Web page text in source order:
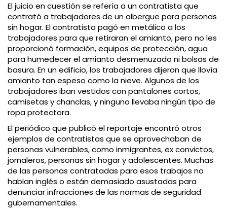
El juicio en cuestión se refería a un contratista que
contrató a trabajadores de un albergue para personas
sin hogar. El contratista pagó en metálico a los
trabajadores para que retiraran el amianto, pero no les
proporcionó formación, equipos de protección, agua
para humedecer el amianto desmenuzado ni bolsas de
basura. En un edificio, los trabajadores dijeron que llovía
amianto tan espeso como la nieve. Algunos de los
trabajadores iban vestidos con pantalones cortos,
camisetas y chanclas, y ninguno llevaba ningún tipo de
ropa protectora.
El periódico que publicó el reportaje encontró otros
ejemplos de contratistas que se aprovechaban de
personas vulnerables, como inmigrantes, ex convictos,
jornaleros, personas sin hogar y adolescentes. Muchas
de las personas contratadas para esos trabajos no
hablan inglés o están demasiado asustadas para
denunciar infracciones de las normas de seguridad
gubernamentales.